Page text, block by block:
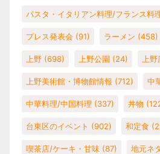
パスタ・イタリアン料理/フランス料
プレス発表会 (91) ラーメン (458)
上野 (698) 上野公園 (24) 上
上野美術館・博物館情報 (712) 中
中華料理/中国料理 (337) 丼物
台東区のイベント (902) 和定食
喫茶店/ケーキ・甘味 (87) 地元ネ